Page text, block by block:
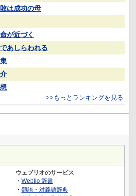
は成功の母
が近づく
あしらわれる
>>もっとランキングを見る
ウェブリオのサービス
・ Weblio 辞書
・ 類語・対義語辞典